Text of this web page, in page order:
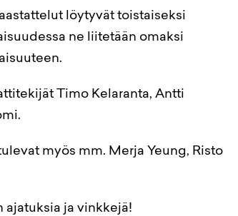
löytyvät toistaiseksi
ne liitetään omaksi
Timo Kelaranta, Antti
myös mm. Merja Yeung, Risto
ajatuksia ja vinkkejä!